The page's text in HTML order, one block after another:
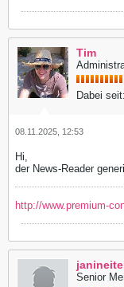
Tim
Dabei seit:
08.11.2025, 12:53
Hi,
der News-Reader
http://www.premium-
Senior